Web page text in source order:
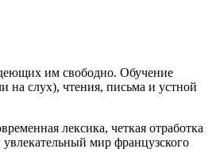
им свободно. Обучение
на слух), чтения, письма и устной
лексика, четкая отработка
увлекательный мир французского